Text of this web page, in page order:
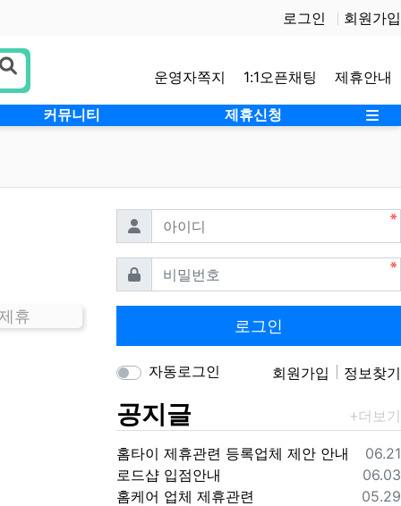
로그인 회원가입
운영자쪽지 1:1오픈채팅 제휴안내
커뮤니티 제휴신청 사
휴
아이디 필수
비밀번호필수
로그인
자동로그인 회원가입 정보찾기
공지글
등록
06.21
홈타이 제휴관련 등록업체 제안 안내
등록
06.03
로드샵 입점안내
등록
05.29
홈케어 업체 제휴관련